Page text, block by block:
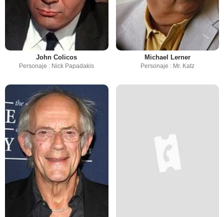
John Colicos
Personaje : Nick Papadakis
Michael Lerner
Personaje : Mr. Katz